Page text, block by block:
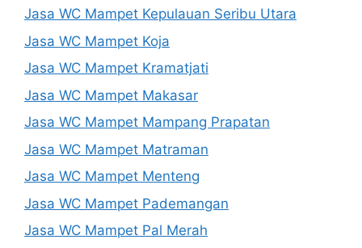
Jasa WC Mampet Kepulauan Seribu Utara
Jasa WC Mampet Koja
Jasa WC Mampet Kramatjati
Jasa WC Mampet Makasar
Jasa WC Mampet Mampang Prapatan
Jasa WC Mampet Matraman
Jasa WC Mampet Menteng
Jasa WC Mampet Pademangan
Jasa WC Mampet Pal Merah